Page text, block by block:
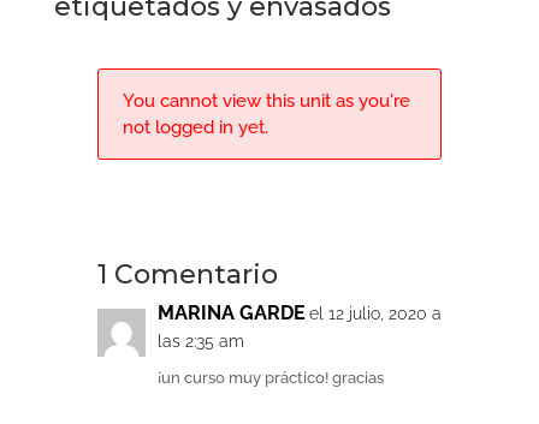
etiquetados y envasados
You cannot view this unit as you're
not logged in yet.
1 Comentario
MARINA GARDE el 12 julio, 2020 a
las 2:35 am
¡un curso muy práctico! gracias